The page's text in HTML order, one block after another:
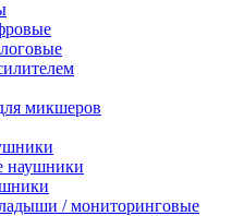
микшеров
наушники
/ мониторинговые